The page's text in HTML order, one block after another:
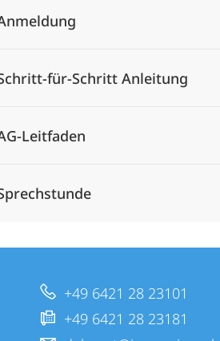
für-Schritt Anleitung
Leitfaden
+49 6421 28 23101
+49 6421 28 23181